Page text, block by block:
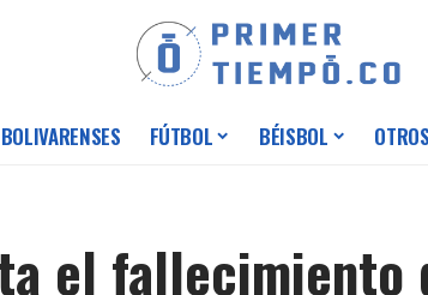
FÚTBOL BÉISBOL
el fallecimiento